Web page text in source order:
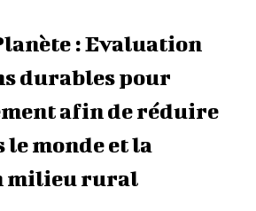
: Evaluation
durables pour
afin de réduire
le monde et la
milieu rural